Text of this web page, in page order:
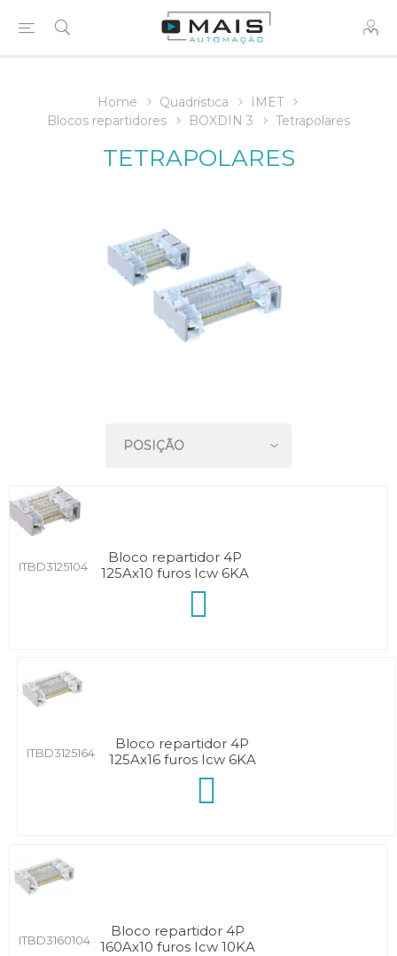
Home Quadrística
IMET
Blocos repartidores
BOXDIN 3 Tetrapolares
TETRAPOLARES
ITBD3125104
Bloco repartidor 4P
125Ax10 furos Icw 6KA
ITBD3125164
Bloco repartidor 4P
125Ax16 furos Icw 6KA
ITBD3160104
Bloco repartidor 4P
160Ax10 furos Icw 10KA